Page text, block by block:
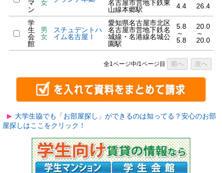
マ
ン
女
名古屋市営地下鉄東
山線本郷駅
4.4
26.4
学
生
会
館
男
女
スチュデントハ
イム名古屋Ⅰ
愛知県名古屋市北区
名古屋市営地下鉄名
城線・名港線名城公
園駅
5.8
～
5.8
20.0
～
20.0
全1ページ中/1ページ目 前へ 次へ
大学生協でも「お部屋探し」ができるのは知ってる？安心のお部
屋探しはここをクリック！